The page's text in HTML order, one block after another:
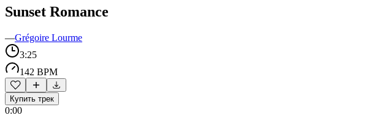
Sunset Romance
—Grégoire Lourme
3:25
142 BPM
Купить трек
0:00